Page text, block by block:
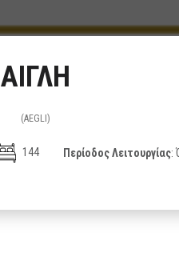
ΑΙΓΛΗ
(AEGLI)
144 Περίοδος Λειτουργίας: